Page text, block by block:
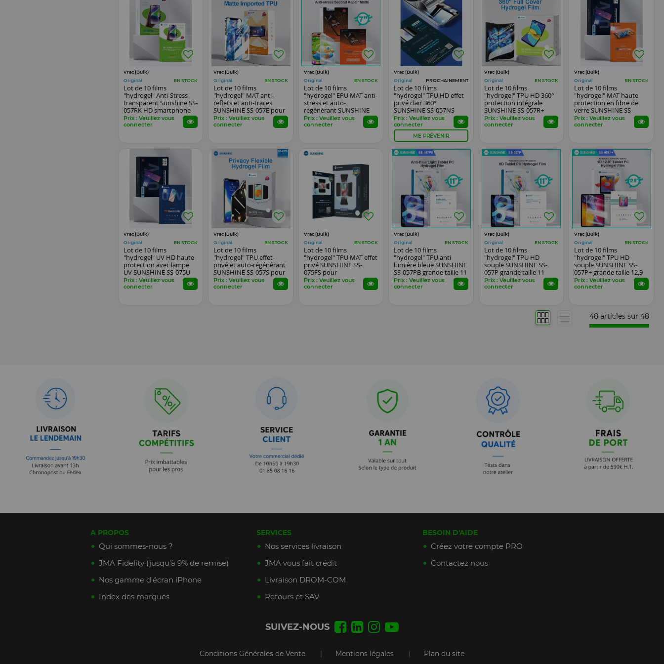
Vrac (Bulk)
Original
EN STOCK
Lot de 10 films
"hydrogel" Anti-Stress
transparent Sunshine SS-
057RK HD smartphone
Prix : Veuillez vous
connecter
Vrac (Bulk)
Original
EN STOCK
Lot de 10 films
"hydrogel" MAT anti-
reflets et anti-traces
SUNSHINE SS-057E pour
smartphones, watch...
Prix : Veuillez vous
connecter
Vrac (Bulk)
Original
EN STOCK
Lot de 10 films
"hydrogel" EPU MAT anti-
stress et auto-
régénérant SUNSHINE
SS-057EK pour
smartphones
Prix : Veuillez vous
connecter
Vrac (Bulk)
Original
PROCHAINEMENT
Lot de 10 films
"hydrogel" TPU HD effet
privé clair 360°
SUNSHINE SS-057NS
pour smartphones
Prix : Veuillez vous
connecter
ME PRÉVENIR
Vrac (Bulk)
Original
EN STOCK
Lot de 10 films
"hydrogel" TPU HD 360°
protection intégrale
SUNSHINE SS-057R+
pour smartphone
pliables
Prix : Veuillez vous
connecter
Vrac (Bulk)
Original
EN STOCK
Lot de 10 films
"hydrogel" MAT haute
protection en fibre de
verre SUNSHINE SS-
075UE pour
smartphones, watch...
Prix : Veuillez vous
connecter
Vrac (Bulk)
Original
EN STOCK
Lot de 10 films
"hydrogel" UV HD haute
protection avec lampe
UV SUNSHINE SS-075U
pour smartphones
Prix : Veuillez vous
connecter
Vrac (Bulk)
Original
EN STOCK
Lot de 10 films
"hydrogel" TPU effet-
privé et auto-régénérant
SUNSHINE SS-057S pour
smartphones, watch...
Prix : Veuillez vous
connecter
Vrac (Bulk)
Original
EN STOCK
Lot de 10 films
"hydrogel" TPU MAT effet
privé SUNSHINE SS-
075FS pour
smartphones, watch...
Prix : Veuillez vous
connecter
Vrac (Bulk)
Original
EN STOCK
Lot de 10 films
"hydrogel" TPU anti
lumière bleue SUNSHINE
SS-057PB grande taille 11
pouces pour tablettes
Prix : Veuillez vous
connecter
Vrac (Bulk)
Original
EN STOCK
Lot de 10 films
"hydrogel" TPU HD
souple SUNSHINE SS-
057P grande taille 11
pouces pour tablettes
Prix : Veuillez vous
connecter
Vrac (Bulk)
Original
EN STOCK
Lot de 10 films
"hydrogel" TPU HD
souple SUNSHINE SS-
057P+ grande taille 12,9
pouces pour tablettes
Prix : Veuillez vous
connecter
48 articles sur 48
A PROPOS
Qui sommes-nous ?
JMA Fidelity (jusqu'à 9% de remise)
Nos gamme d'écran iPhone
Index des marques
SERVICES
Nos services livraison
JMA vous fait crédit
Livraison DROM-COM
Retours et SAV
BESOIN D'AIDE
Créez votre compte PRO
Contactez nous
SUIVEZ-NOUS
Conditions Générales de Vente | Mentions légales | Plan du site